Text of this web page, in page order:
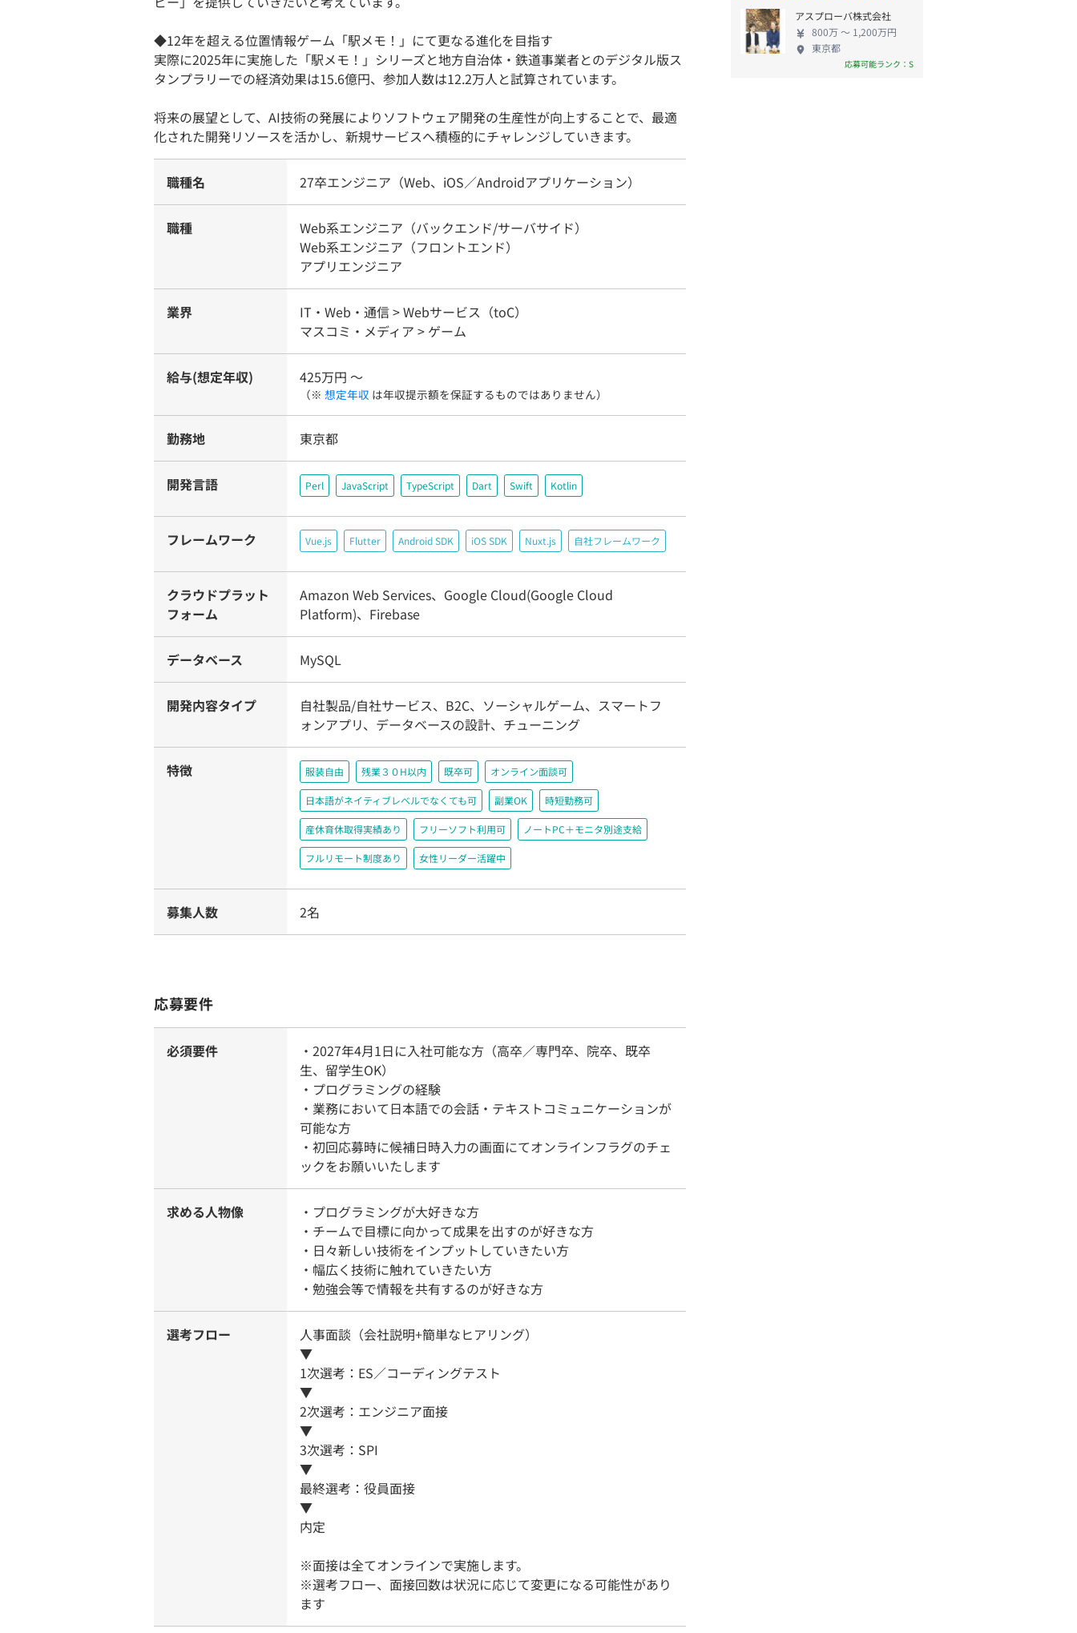
◆12年を超える位置情報ゲーム「駅メモ！」にて更なる進化を目指す
実際に2025年に実施した「駅メモ！」シリーズと地方自治体・鉄道事業者とのデジタル版ス
タンプラリーでの経済効果は15.6億円、参加人数は12.2万人と試算されています。
将来の展望として、AI技術の発展によりソフトウェア開発の生産性が向上することで、最適
化された開発リソースを活かし、新規サービスへ積極的にチャレンジしていきます。
職種名 27卒エンジニア（Web、iOS／Androidアプリケーション）
職種
Web系エンジニア（バックエンド/サーバサイド）
Web系エンジニア（フロントエンド）
アプリエンジニア
業界
IT・Web・通信 > Webサービス（toC）
マスコミ・メディア > ゲーム
給与(想定年収) 425万円 〜
（※ 想定年収 は年収提示額を保証するものではありません）
勤務地 東京都
開発言語 Perl JavaScript TypeScript Dart Swift Kotlin
フレームワーク Vue.js Flutter Android SDK iOS SDK Nuxt.js 自社フレームワーク
クラウドプラット
フォーム
Amazon Web Services、Google Cloud(Google Cloud
Platform)、Firebase
データベース MySQL
開発内容タイプ
自社製品/自社サービス、B2C、ソーシャルゲーム、スマートフ
ォンアプリ、データベースの設計、チューニング
特徴 服装自由 残業３０H以内 既卒可 オンライン面談可
日本語がネイティブレベルでなくても可 副業OK 時短勤務可
産休育休取得実績あり フリーソフト利用可 ノートPC＋モニタ別途支給
フルリモート制度あり 女性リーダー活躍中
募集人数 2名
応募要件
必須要件
・2027年4月1日に入社可能な方（高卒／専門卒、院卒、既卒
生、留学生OK）
・プログラミングの経験
・業務において日本語での会話・テキストコミュニケーションが
可能な方
・初回応募時に候補日時入力の画面にてオンラインフラグのチェ
ックをお願いいたします
求める人物像
・プログラミングが大好きな方
・チームで目標に向かって成果を出すのが好きな方
・日々新しい技術をインプットしていきたい方
・幅広く技術に触れていきたい方
・勉強会等で情報を共有するのが好きな方
選考フロー
人事面談（会社説明+簡単なヒアリング）
▼
1次選考：ES／コーディングテスト
▼
2次選考：エンジニア面接
▼
3次選考：SPI
▼
最終選考：役員面接
▼
内定
※面接は全てオンラインで実施します。
※選考フロー、面接回数は状況に応じて変更になる可能性があり
ます
アスプローバ株式会社
800万 〜 1,200万円
東京都
応募可能ランク：S